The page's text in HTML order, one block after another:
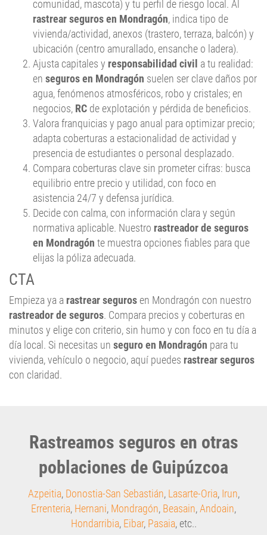
vivienda/actividad, anexos (trastero, terraza, balcón) y
ubicación (centro amurallado, ensanche o ladera).
Ajusta capitales y responsabilidad civil a tu realidad:
enseguros en Mondragónsuelen ser clave daños por
agua, fenómenos atmosféricos, robo y cristales; en
negocios,RCde explotación y pérdida de beneficios.
Valora franquicias y pago anual para optimizar precio;
adapta coberturas a estacionalidad de actividad y
presencia de estudiantes o personal desplazado.
Compara coberturas clave sin prometer cifras: busca
equilibrio entre precio y utilidad, con foco en
asistencia 24/7 y defensa jurídica.
Decide con calma, con información clara y según
normativa aplicable. Nuestrorastreador de seguros
en Mondragónte muestra opciones fiables para que
elijas la póliza adecuada.
CTA
Empieza ya a
rastreador de seguros . Compara precios y coberturas en
minutos y elige con criterio, sin humo y con foco en tu día a
día local. Si necesitas unseguro en Mondragónpara tu
vivienda, vehículo o negocio, aquí puedesrastrear seguros
con claridad.
poblaciones de Guipúzcoa
Azpeitia,Donostia-San Sebastián,Lasarte-Oria,Irun
Errenteria,Hernani,Mondragón, Beasain, Andoain,
Hondarribia,Eibar,Pasaia, etc..